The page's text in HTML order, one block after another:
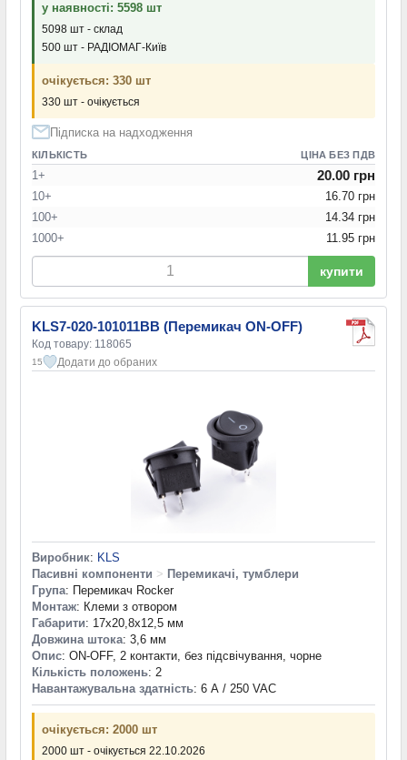
у наявності: 5598 шт
5098 шт - склад
500 шт - РАДІОМАГ-Київ
очікується: 330 шт
330 шт - очікується
Підписка на надходження
КІЛЬКІСТЬ ЦІНА БЕЗ ПДВ
1+ 20.00 грн
10+
16.70 грн
100+
14.34 грн
1000+
11.95 грн
купити
KLS7-020-101011BB (Перемикач ON-OFF)
Код товару: 118065
15 Додати до обраних
Виробник: KLS
Пасивні компоненти > Перемикачі, тумблери
Група: Перемикач Rocker
Монтаж: Клеми з отвором
Габарити: 17x20,8x12,5 мм
Довжина штока: 3,6 мм
Опис: ON-OFF, 2 контакти, без підсвічування, чорне
Кількість положень: 2
Навантажувальна здатність: 6 А / 250 VAC
очікується: 2000 шт
2000 шт - очікується 22.10.2026